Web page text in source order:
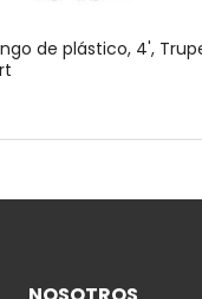
de plástico, 4',